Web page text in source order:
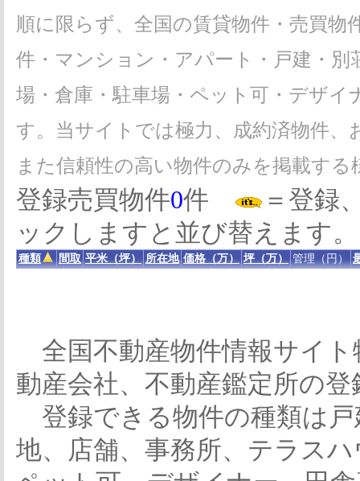
順に限らず、全国の賃貸物件・売買物
件・マンション・アパート・戸建・
場・倉庫・駐車場・ペット可・デザ
す。当サイトでは極力、成約済物件
また信頼性の高い物件のみを掲載す
登録売買物件0件
＝登録
ックしますと並び替えます。
種類 間取 平米（坪） 所在地 価格（万） 坪（万） 管理（円）
全国不動産物件情報サイト
動産会社、不動産鑑定所の
登録できる物件の種類は
地、店舗、事務所、テラス